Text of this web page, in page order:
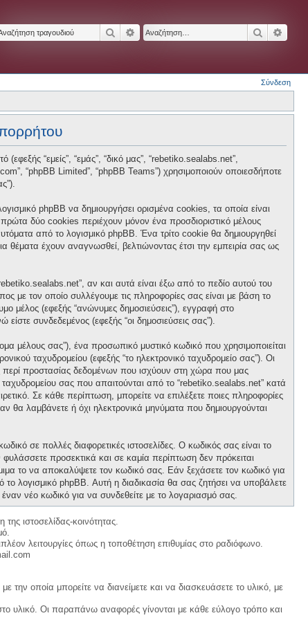
ΑναζήτησηΕιδική αναζήτηση
Σύνδεση
“εμείς”, “εμάς”, “δικό μας”, “rebetiko.sealabs.net”,
“phpBB Limited”, “phpBB Teams”) χρησιμοποιούν οποιεσδήποτε
phpBB να δημιουργήσει ορισμένα cookies, τα οποία είναι
δύο cookies περιέχουν μόνον ένα προσδιοριστικό μέλους
από το λογισμικό phpBB. Ένα τρίτο cookie θα δημιουργηθεί
θέματα έχουν αναγνωσθεί, βελτιώνοντας έτσι την εμπειρία σας ως
αν και αυτά είναι έξω από το πεδίο αυτού του
με τον οποίο συλλέγουμε τις πληροφορίες σας είναι με βάση το
μέλος (εφεξής “ανώνυμες δημοσιεύσεις”), εγγραφή στο
συνδεδεμένος (εφεξής “οι δημοσιεύσεις σας”).
μέλους σας”), ένα προσωπικό μυστικό κωδικό που χρησιμοποιείται
ταχυδρομείου (εφεξής “το ηλεκτρονικό ταχυδρομείο σας”). Οι
περί προστασίας δεδομένων που ισχύουν στη χώρα που μας
σας που απαιτούνται από το “rebetiko.sealabs.net” κατά
Σε κάθε περίπτωση, μπορείτε να επιλέξετε ποιες πληροφορίες
θα λαμβάνετε ή όχι ηλεκτρονικά μηνύματα που δημιουργούνται
σε πολλές διαφορετικές ιστοσελίδες. Ο κωδικός σας είναι το
προσεκτικά και σε καμία περίπτωση δεν πρόκειται
το να αποκαλύψετε τον κωδικό σας. Εάν ξεχάσετε τον κωδικό για
λογισμικό phpBB. Αυτή η διαδικασία θα σας ζητήσει να υποβάλετε
νέο κωδικό για να συνδεθείτε με το λογαριασμό σας.
ιστοσελίδας-κοινότητας.
λειτουργίες όπως η τοποθέτηση επιθυμίας στο ραδιόφωνο.
οποία μπορείτε να διανείμετε και να διασκευάσετε το υλικό, με
υλικό. Οι παραπάνω αναφορές γίνονται με κάθε εύλογο τρόπο και